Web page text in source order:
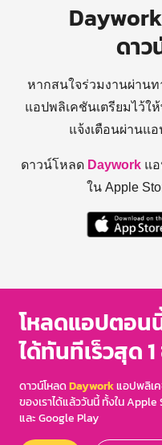
ดาว
หากสนใจร่วมงานผ่านท
แอปพลิเคชันเตรียมไว้ใ
แจ้งเตือนผ่านแ
ดาวน์โหลด Daywork แ
ใน Apple
โหลดแอปตอน
ได้ทันทีเร็วสุด 1
ดาวน์โหลดDayworkแอปพลิเ
ของเราได้แล้ววันนี้ ทั้งใน Apple
และ Google Play